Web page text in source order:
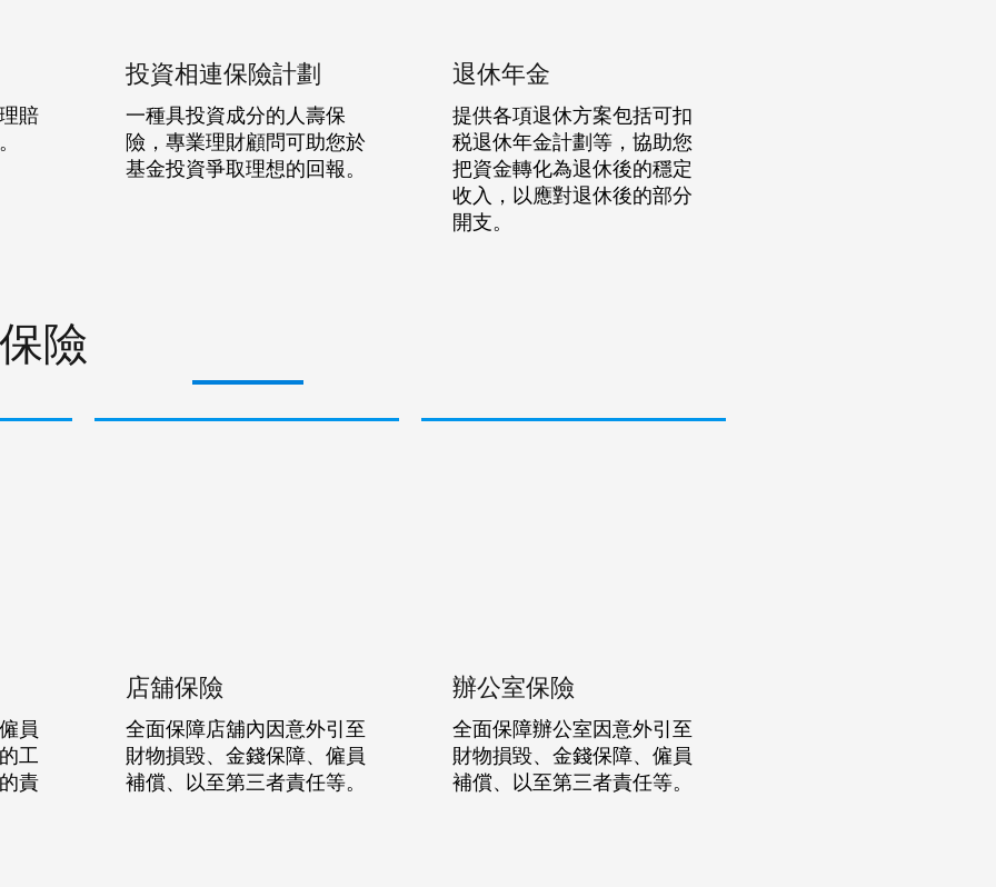
賠
投資相連保險計劃
一種具投資成分的人壽保
險，專業理財顧問可助您於
基金投資爭取理想的回報。
退休年金
提供各項退休方案包括可扣
税退休年金計劃等，協助您
把資金轉化為退休後的穩定
收入，以應對退休後的部分
開支。
員
工
責
店舖保險
全面保障店舖內因意外引至
財物損毀、金錢保障、僱員
補償、以至第三者責任等。
辦公室保險
全面保障辦公室因意外引至
財物損毀、金錢保障、僱員
補償、以至第三者責任等。
險